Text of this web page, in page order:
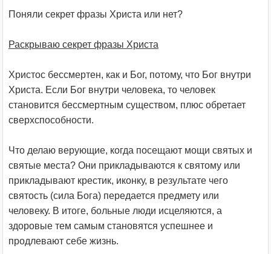
Поняли секрет фразы Христа или нет?
Раскрываю секрет фразы Христа
Христос бессмертен, как и Бог, потому, что Бог внутри
Христа. Если Бог внутри человека, то человек
становится бессмертным существом, плюс обретает
сверхспособности.
Что делаю верующие, когда посещают мощи святых и
святые места? Они прикладываются к святому или
прикладывают крестик, иконку, в результате чего
святость (сила Бога) передается предмету или
человеку. В итоге, больные люди исцеляются, а
здоровые тем самым становятся успешнее и
продлевают себе жизнь.